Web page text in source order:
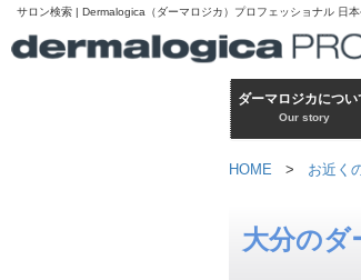
サロン検索 | Dermalogica（ダーマロジカ）プロフェッショナル 日本
ダーマロジカについ
Our story
HOME > お近く
大分のダ